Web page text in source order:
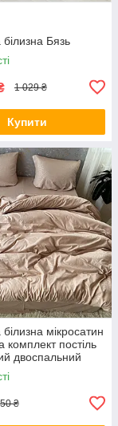
білизна Бязь
1 029 ₴
Купити
білизна мікросатин
комплект постіль
двоспальний
Латте
₴